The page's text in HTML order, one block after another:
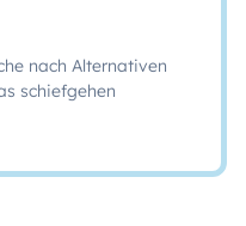
nach Alternativen
schiefgehen